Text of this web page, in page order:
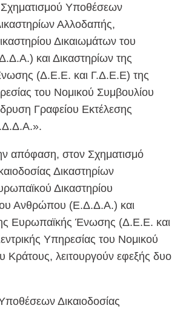
Σχηματισμού Υποθέσεων
Αλλοδαπής,
Δικαιωμάτων του
και Δικαστηρίων της
(Δ.Ε.Ε. και Γ.Δ.Ε.Ε) της
του Νομικού Συμβουλίου
Γραφείου Εκτέλεσης
απόφαση, στον Σχηματισμό
Δικαστηρίων
Δικαστηρίου
Ανθρώπου (Ε.Δ.Δ.Α.) και
Ευρωπαϊκής Ένωσης (Δ.Ε.Ε. και
Υπηρεσίας του Νομικού
Κράτους, λειτουργούν εφεξής δυο
Δικαιοδοσίας